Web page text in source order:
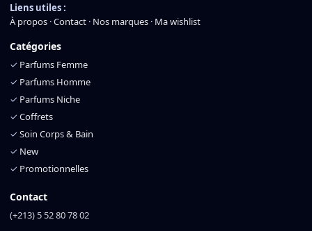
Liens utiles :
À propos ·Contact · Nos marques · Ma wishlist
Catégories
✓ Parfums Femme
✓ Parfums Homme
✓ Parfums Niche
✓ Coffrets
✓ Soin Corps & Bain
✓ New
✓ Promotionnelles
Contact
(+213) 5 52 80 78 02